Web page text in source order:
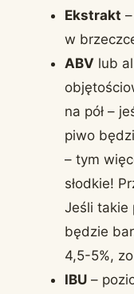
Ekstrakt
w
ABV lub
na pół –
piwo
– tym
słodkie!
Jeśli takie
będzie
4,5-5%,
IBU –